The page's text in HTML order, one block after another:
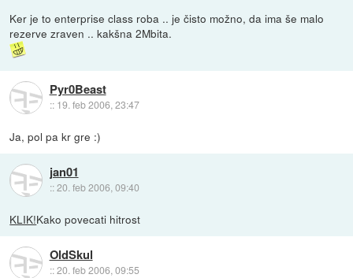
Ker je to enterprise class roba .. je čisto možno, da ima še malo
rezerve zraven .. kakšna 2Mbita.
Pyr0Beast
:: 19. feb 2006, 23:47
Ja, pol pa kr gre :)
jan01
::20. feb 2006, 09:40
KLIK!Kako povecati hitrost
OldSkul
::20. feb 2006, 09:55